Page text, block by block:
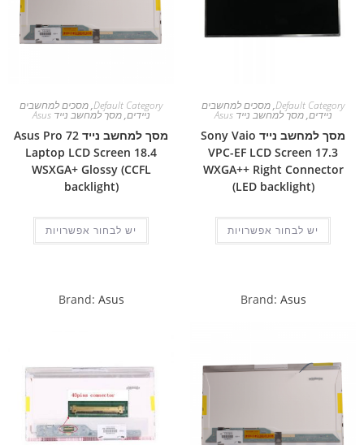
Default Category
,מסכים למחשבים
ניידים,מסך למחשב נייד Asus
מסך למחשב נייד Sony Vaio
VPC-EF LCD Screen 17.3
WXGA++ Right Connector
(LED backlight)
יש לבחור אפשרויות
Default Category
,מסכים למחשבים
ניידים,מסך למחשב נייד Asus
מסך למחשב נייד Asus Pro 72
Laptop LCD Screen 18.4
WSXGA+ Glossy (CCFL
backlight)
יש לבחור אפשרויות
Brand: Asus
Brand: Asus